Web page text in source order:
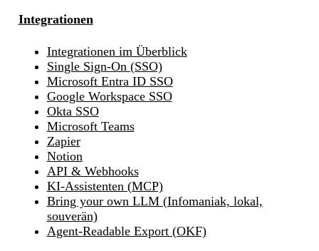
Integrationen
Integrationen im Überblick
Single Sign-On (SSO)
Microsoft Entra ID SSO
Google Workspace SSO
Okta SSO
Microsoft Teams
Zapier
Notion
API & Webhooks
KI-Assistenten (MCP)
Bring your own LLM (Infomaniak, lokal,
souverän)
Agent-Readable Export (OKF)